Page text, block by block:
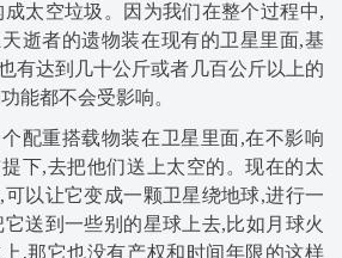
太空垃圾。因为我们在整个过程中,
逝者的遗物装在现有的卫星里面,基
有达到几十公斤或者几百公斤以上的
能都不会受影响。
配重搭载物装在卫星里面,在不影响
下,去把他们送上太空的。现在的太
以让它变成一颗卫星绕地球,进行一
送到一些别的星球上去,比如月球火
,那它也没有产权和时间年限的这样